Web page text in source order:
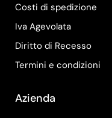
Costi di spedizione
Iva Agevolata
Diritto di Recesso
Termini e condizioni
Azienda